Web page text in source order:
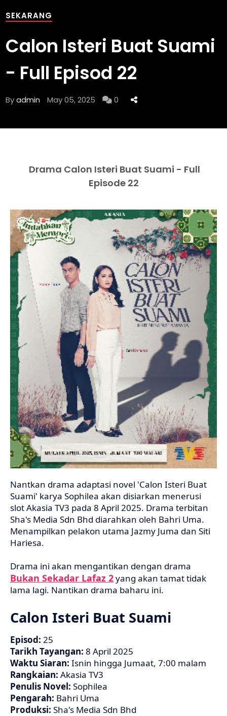
SEKARANG
Calon Isteri Buat Suami
- Full Episod 22
Byadmin May 05, 2025 0
Drama Calon Isteri Buat Suami - Full
Episode 22
Nantkan drama adaptasi novel 'Calon Isteri Buat
Suami' karya Sophilea akan disiarkan menerusi
slot Akasia TV3 pada 8 April 2025. Drama terbitan
Sha's Media Sdn Bhd diarahkan oleh Bahri Uma.
Menampilkan pelakon utama Jazmy Juma dan Siti
Hariesa.
Drama ini akan mengantikan dengan drama
Bukan Sekadar Lafaz 2yang akan tamat tidak
lama lagi. Nantikan drama baharu ini.
Calon Isteri Buat Suami
Episod: 25
Tarikh Tayangan: 8 April 2025
Waktu Siaran: Isnin hingga Jumaat, 7:00 malam
Rangkaian: Akasia TV3
Penulis Novel: Sophilea
Pengarah: Bahri Uma
Produksi: Sha's Media Sdn Bhd